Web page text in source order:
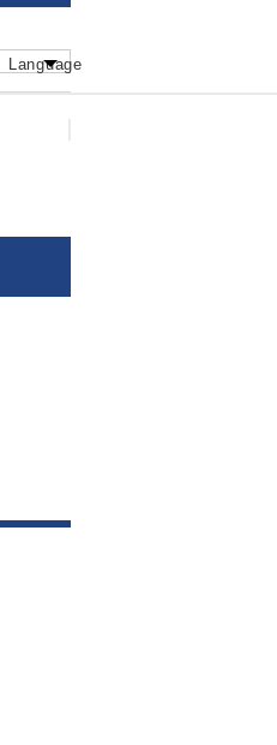
Language